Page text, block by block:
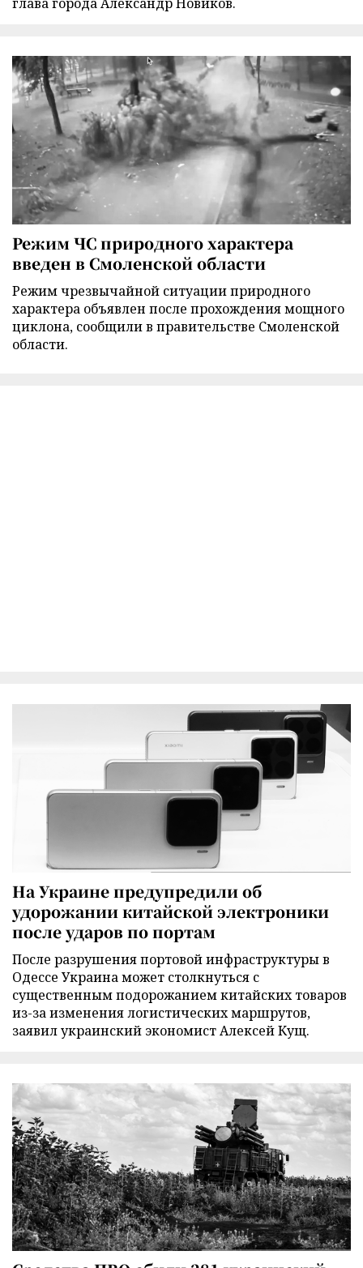
глава города Александр Новиков.
Режим ЧС природного характера
введен в Смоленской области
Режим чрезвычайной ситуации природного
характера объявлен после прохождения мощного
циклона, сообщили в правительстве Смоленской
области.
На Украине предупредили об
удорожании китайской электроники
после ударов по портам
После разрушения портовой инфраструктуры в
Одессе Украина может столкнуться с
существенным подорожанием китайских товаров
из-за изменения логистических маршрутов,
заявил украинский экономист Алексей Кущ.